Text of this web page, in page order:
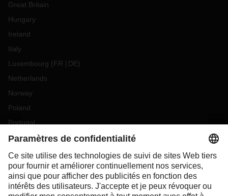
Great Britain
Hungary
Ireland
Italy
Luxembourg (FR DE)
Netherlands
Norway
Poland
Portugal
Romania
Slovakia
Spain
Sweden